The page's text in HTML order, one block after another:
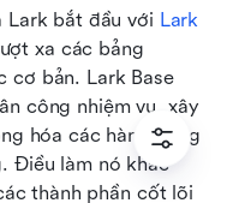
Lark bắt đầu với Lark
xa các bảng
cơ bản. Lark Base
công nhiệm vụ, xây
hóa các hành động
Điều làm nó khác
thành phần cốt lõi